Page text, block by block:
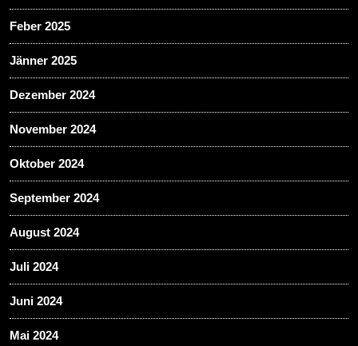
Feber 2025
Jänner 2025
Dezember 2024
November 2024
Oktober 2024
September 2024
August 2024
Juli 2024
Juni 2024
Mai 2024